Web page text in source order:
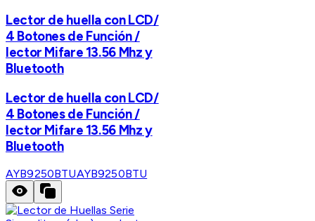
Lector de huella con LCD/
4 Botones de Función /
lector Mifare 13.56 Mhz y
Bluetooth
Lector de huella con LCD/
4 Botones de Función /
lector Mifare 13.56 Mhz y
Bluetooth
AYB9250BTUAYB9250BTU